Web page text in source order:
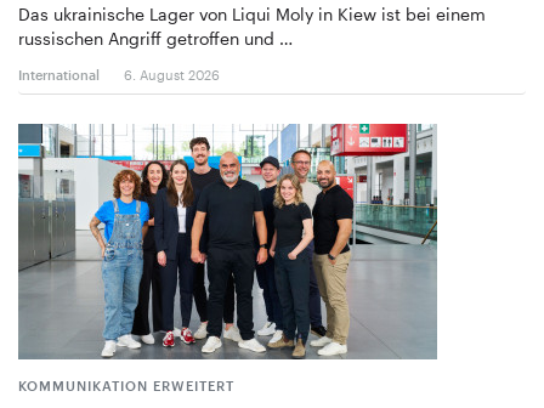
Das ukrainische Lager von Liqui Moly in Kiew ist bei einem
russischen Angriff getroffen und …
International 6. August 2026
KOMMUNIKATION ERWEITERT